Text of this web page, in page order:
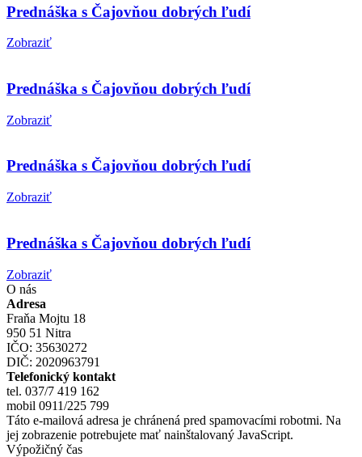
Prednáška s Čajovňou dobrých ľudí
Zobraziť
Prednáška s Čajovňou dobrých ľudí
Zobraziť
Prednáška s Čajovňou dobrých ľudí
Zobraziť
Prednáška s Čajovňou dobrých ľudí
Zobraziť
O nás
Adresa
Fraňa Mojtu 18
950 51 Nitra
IČO: 35630272
DIČ: 2020963791
Telefonický kontakt
tel. 037/7 419 162
mobil 0911/225 799
Táto e-mailová adresa je chránená pred spamovacími robotmi. Na
jej zobrazenie potrebujete mať nainštalovaný JavaScript.
Výpožičný čas